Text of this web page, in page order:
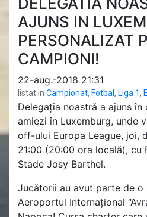
AJUNS IN
PERSONALIZAT
CAMPIONI!
22-aug.-2018 21:31
listat in Campionat, Fotbal, Liga 1,
Delegația noastră a ajuns
amiezi în Luxemburg, unde
off-ului Europa League, joi,
21:00 (20:00 ora locală), cu
Stade Josy Barthel.
Jucătorii au avut parte de o
Aeroportul Internațional